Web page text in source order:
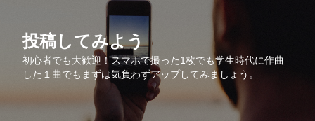
投稿してみよう
初心者でも大歓迎！スマホで撮った1枚でも学生時代に作曲
した１曲でもまずは気負わずアップしてみましょう。